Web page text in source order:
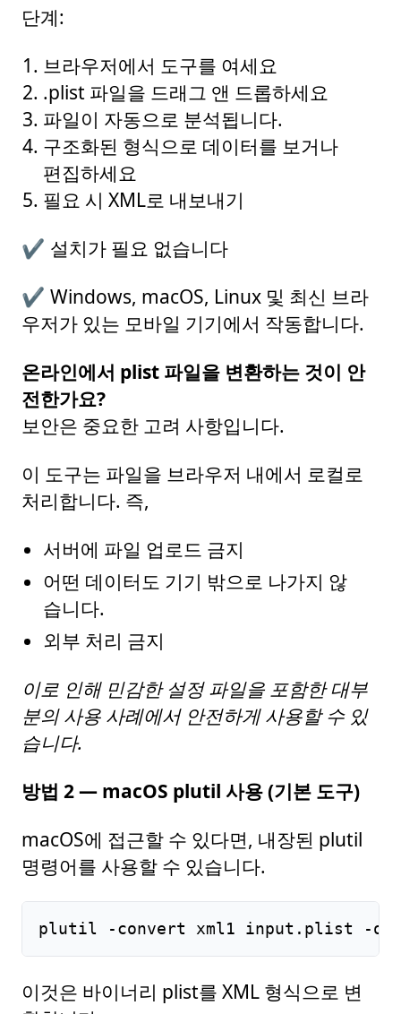
단계:
브라우저에서 도구를 여세요
.plist 파일을 드래그 앤 드롭하세요
파일이 자동으로 분석됩니다.
구조화된 형식으로 데이터를 보거나
편집하세요
필요 시 XML로 내보내기
설치가 필요 없습니다
Windows, macOS, Linux 및 최신 브라
우저가 있는 모바일 기기에서 작동합니다.
온라인에서 plist 파일을 변환하는 것이 안
전한가요?
보안은 중요한 고려 사항입니다.
이 도구는 파일을 브라우저 내에서 로컬로
처리합니다. 즉,
서버에 파일 업로드 금지
어떤 데이터도 기기 밖으로 나가지 않
습니다.
외부 처리 금지
이로 인해 민감한 설정 파일을 포함한 대부
분의 사용 사례에서 안전하게 사용할 수 있
습니다.
방법 2 — macOS plutil 사용 (기본 도구)
macOS에 접근할 수 있다면, 내장된 plutil
명령어를 사용할 수 있습니다.
plutil -convert xml1 input.plist -o
이것은 바이너리 plist를 XML 형식으로 변